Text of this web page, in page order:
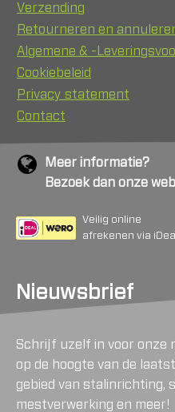
Verzending
Retourneren en
Algemene & -
Cookiebeleid
Privacy statement
Contact
Meer informatie?
Bezoek dan onze
Veilig online
afrekenen via
Nieuwsbrief
Schrijf uzelf in voor onze
op de hoogte van de
gebied van stalinrichting,
mestverwerking en meer!